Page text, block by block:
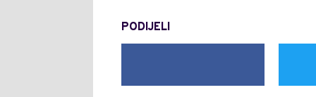
PODIJELI